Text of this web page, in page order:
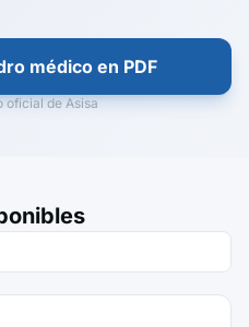
médico en PDF
de Asisa